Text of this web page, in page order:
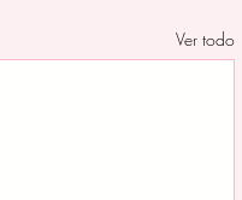
Ver todo